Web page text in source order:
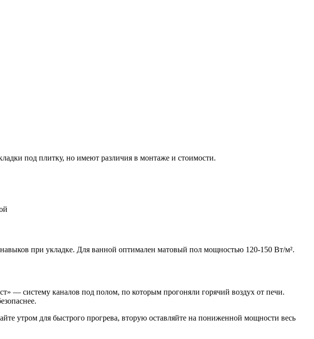
под плитку, но имеют различия в монтаже и стоимости.
при укладке. Для ванной оптимален матовый пол мощностью 120-150 Вт/м².
— систему каналов под полом, по которым прогоняли горячий воздух от печи.
утром для быстрого прогрева, вторую оставляйте на пониженной мощности весь